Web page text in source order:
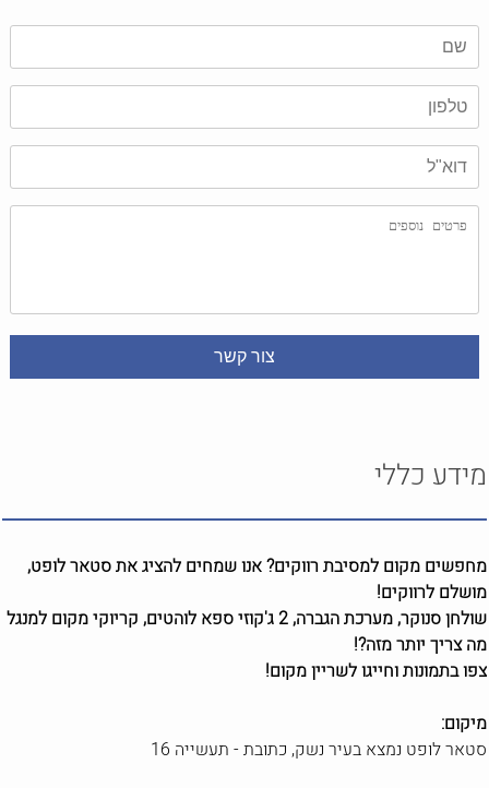
מידע כללי
מחפשים מקום למסיבת רווקים? אנו שמחים להציג את סטאר לופט,
מושלם לרווקים!
שולחן סנוקר, מערכת הגברה, 2 ג'קוזי ספא לוהטים, קריוקי מקום למנגל
מה צריך יותר מזה?!
צפו בתמונות וחייגו לשריין מקום!
מיקום:
סטאר לופט נמצא בעיר נשק, כתובת - תעשייה 16